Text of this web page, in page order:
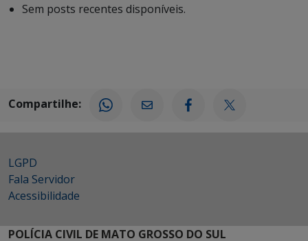
Sem posts recentes disponíveis.
Compartilhe:
LGPD
Fala Servidor
Acessibilidade
POLÍCIA CIVIL DE MATO GROSSO DO SUL